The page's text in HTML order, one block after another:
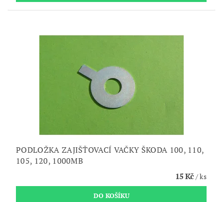
PODLOŽKA ZAJIŠŤOVACÍ VAČKY ŠKODA 100, 110,
105, 120, 1000MB
15 Kč/ ks